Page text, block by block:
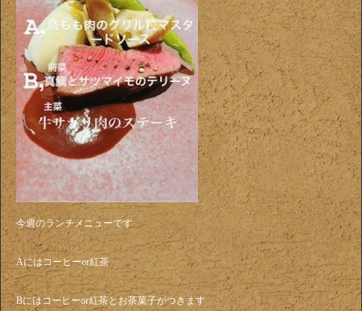
今週のランチメニューです
Aにはコーヒーor紅茶
Bにはコーヒーor紅茶とお茶菓子がつきます